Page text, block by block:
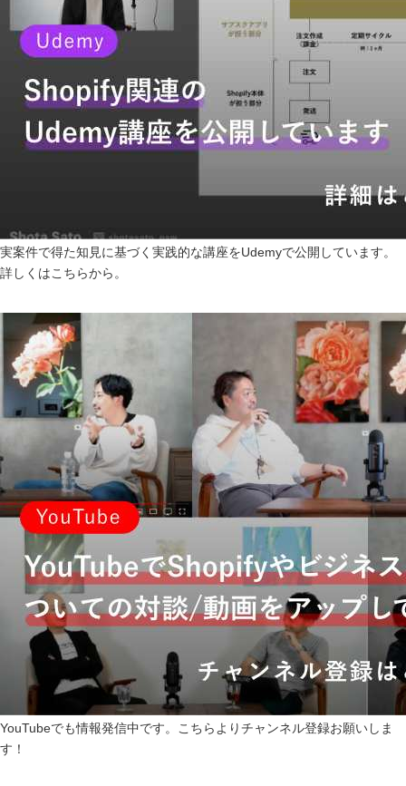
実案件で得た知見に基づく実践的な講座をUdemyで公開しています。
詳しくはこちらから。
YouTubeでも情報発信中です。 こちら よりチャンネル登録お願いしま
す！